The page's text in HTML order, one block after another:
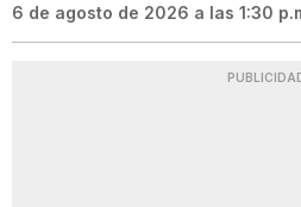
6 de agosto de 2026 a las 1:30